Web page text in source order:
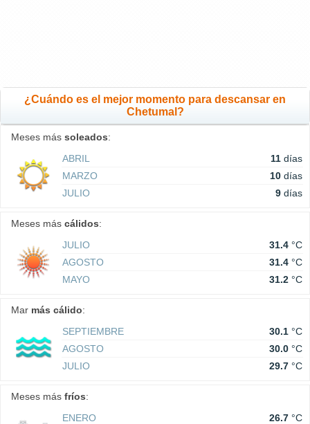
¿Cuándo es el mejor momento para descansar en
Chetumal?
Meses más soleados:
ABRIL
11 días
MARZO
10 días
JULIO
9 días
Meses más cálidos:
JULIO
31.4 °C
AGOSTO
31.4 °C
MAYO
31.2 °C
Mar más cálido:
SEPTIEMBRE
30.1 °C
AGOSTO
30.0 °C
JULIO
29.7 °C
Meses más fríos:
ENERO
26.7 °C